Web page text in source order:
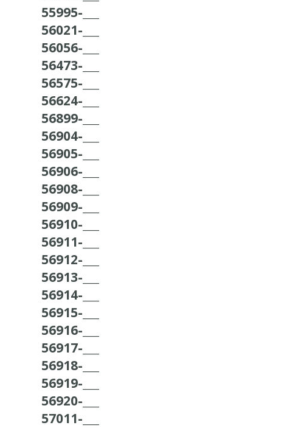
55995-___
56021-___
56056-___
56473-___
56575-___
56624-___
56899-___
56904-___
56905-___
56906-___
56908-___
56909-___
56910-___
56911-___
56912-___
56913-___
56914-___
56915-___
56916-___
56917-___
56918-___
56919-___
56920-___
57011-___